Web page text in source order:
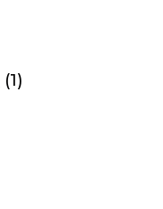
(1)